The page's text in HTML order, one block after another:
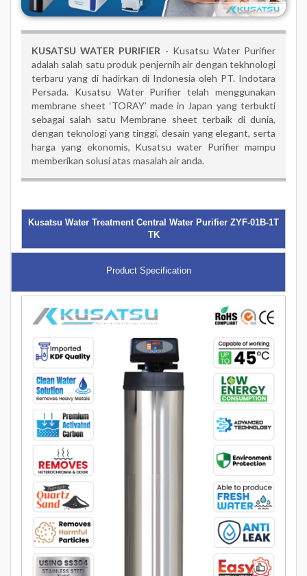
KUSATSU WATER PURIFIER - Kusatsu Water Purifier
adalah salah satu produk penjernih air dengan tekhnologi
terbaru yang di hadirkan di Indonesia oleh PT. Indotara
Persada. Kusatsu Water Purifier telah menggunakan
membrane sheet ‘TORAY’ made in Japan yang terbukti
sebagai salah satu Membrane sheet terbaik di dunia,
dengan teknologi yang tinggi, desain yang elegant, serta
harga yang ekonomis, Kusatsu water Purifier mampu
memberikan solusi atas masalah air anda.
Kusatsu Water Treatment Central Water Purifier ZYF-01B-1T
TK
Product Specification